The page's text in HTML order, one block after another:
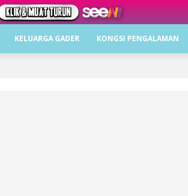
KELUARGA GADER KONGSI PENGALAMAN